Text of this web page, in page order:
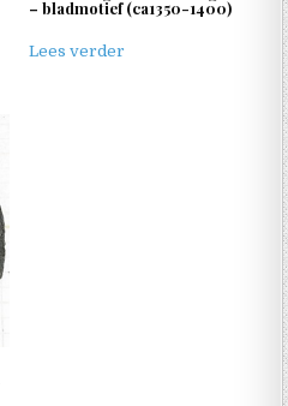
– bladmotief (ca1350-1400)
Lees verder